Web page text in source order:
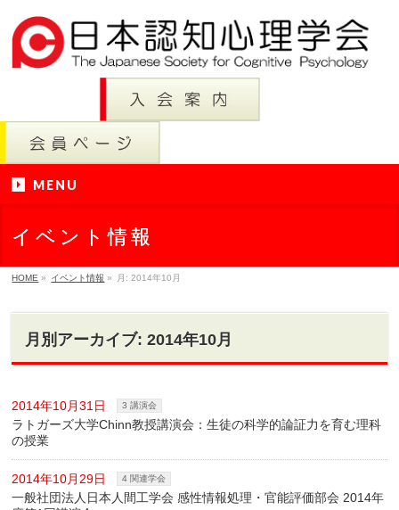
MENU
イベント情報
HOME » イベント情報 » 月:2014年10月
月別アーカイブ: 2014年10月
2014年10月31日 3 講演会
ラトガーズ大学Chinn教授講演会：生徒の科学的論証力を育む理科
の授業
2014年10月29日 4 関連学会
一般社団法人日本人間工学会 感性情報処理・官能評価部会 2014年